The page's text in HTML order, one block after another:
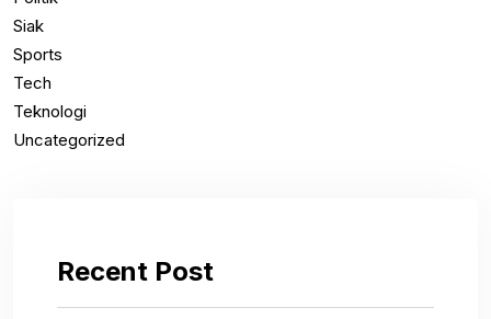
Siak
Sports
Tech
Teknologi
Uncategorized
Recent Post